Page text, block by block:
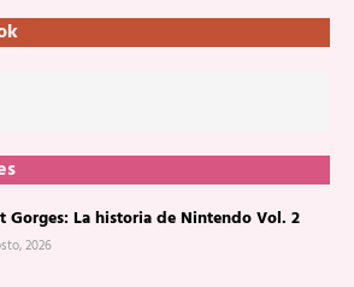
Gorges: La historia de Nintendo Vol. 2
2026